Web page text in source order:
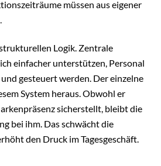
müssen aus eigener
Logik. Zentrale
einfacher unterstützen, Personal
gesteuert werden. Der einzelne
System heraus. Obwohl er
sicherstellt, bleibt die
bei ihm. Das schwächt die
den Druck im Tagesgeschäft.